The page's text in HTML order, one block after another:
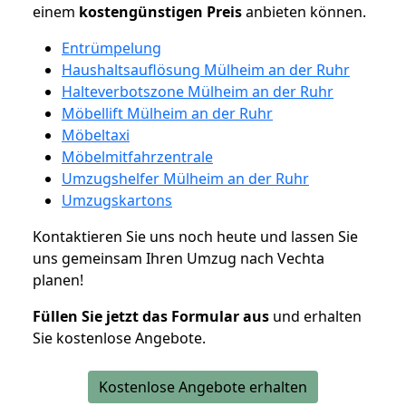
einem kostengünstigen Preisanbieten können.
Entrümpelung
Haushaltsauflösung Mülheim an der Ruhr
Halteverbotszone Mülheim an der Ruhr
Möbellift Mülheim an der Ruhr
Möbeltaxi
Möbelmitfahrzentrale
Umzugshelfer Mülheim an der Ruhr
Umzugskartons
Kontaktieren Sie uns noch heute und lassen Sie
uns gemeinsam Ihren Umzug nach Vechta
planen!
Füllen Sie jetzt das Formular aus und erhalten
Sie kostenlose Angebote.
Kostenlose Angebote erhalten